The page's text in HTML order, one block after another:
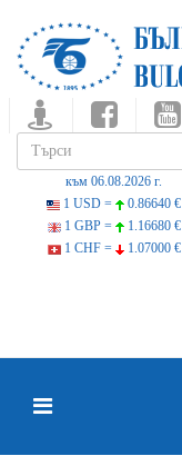
към 06.08.2026 г.
1 USD =
0.86640 €
1 GBP =
1.16680 €
1 CHF =
1.07000 €